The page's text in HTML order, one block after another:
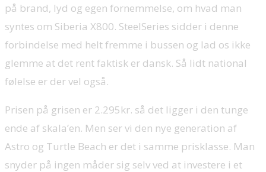
på brand, lyd og egen fornemmelse, om hvad man
syntes om Siberia X800. SteelSeries sidder i denne
forbindelse med helt fremme i bussen og lad os ikke
glemme at det rent faktisk er dansk. Så lidt national
følelse er der vel også.
Prisen på grisen er 2.295kr. så det ligger i den tunge
ende af skala’en. Men ser vi den nye generation af
Astro og Turtle Beach er det i samme prisklasse. Man
snyder på ingen måder sig selv ved at investere i et